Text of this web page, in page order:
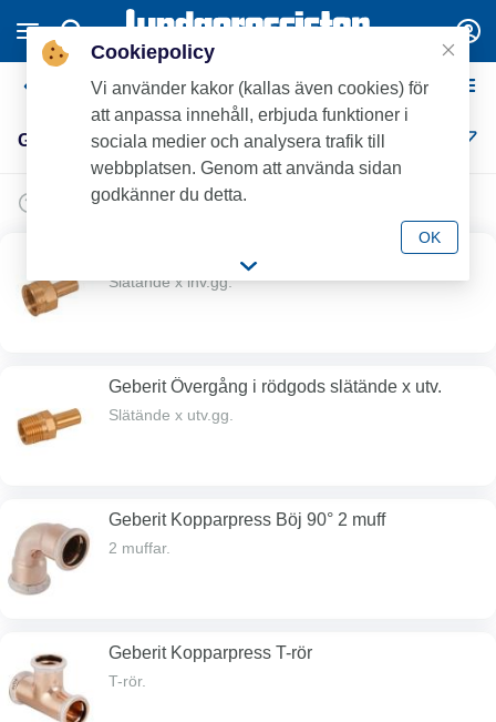
Geberit kopparpress
Geberit kopparpress (26)
Geberit Övergång i rödgods slätände x inv.
Slätände x inv.gg.
Geberit Övergång i rödgods slätände x utv.
Slätände x utv.gg.
Geberit Kopparpress Böj 90° 2 muff
2 muffar.
Geberit Kopparpress T-rör
T-rör.
Cookiepolicy
Vi använder kakor (kallas även cookies) för
att anpassa innehåll, erbjuda funktioner i
sociala medier och analysera trafik till
webbplatsen. Genom att använda sidan
godkänner du detta.
OK